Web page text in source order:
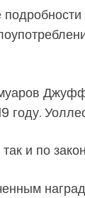
году.
и по